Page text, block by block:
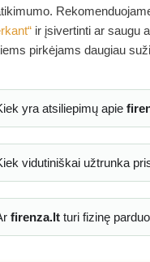
ir įsivertinti ar saugu
pirkėjams daugiau
yra atsiliepimų apie
vidutiniškai užtrunka
firenza.ltturi fizinę